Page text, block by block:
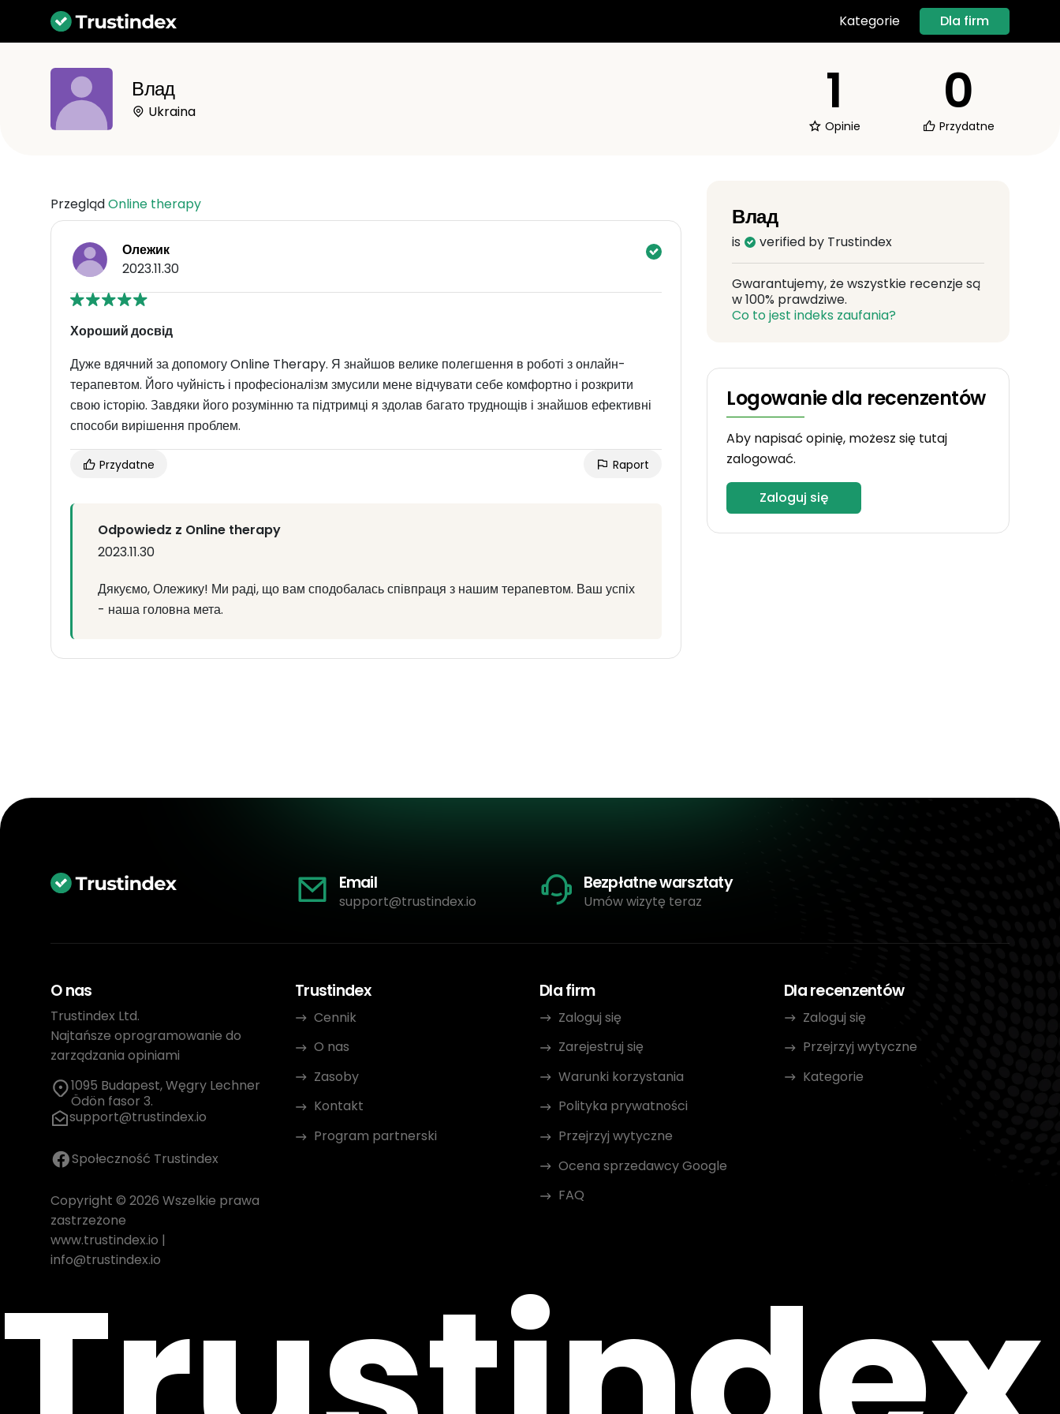
Kategorie Dla firm
Влад
Ukraina 1
Opinie
0
Przydatne
PrzeglądOnline therapy
Олежик
2023.11.30
Хороший досвід
Дуже вдячний за допомогу Online Therapy. Я знайшов велике полегшення в роботі з онлайн-
терапевтом. Його чуйність і професіоналізм змусили мене відчувати себе комфортно і розкрити
свою історію. Завдяки його розумінню та підтримці я здолав багато труднощів і знайшов ефективні
способи вирішення проблем.
Przydatne Raport
Odpowiedz z Online therapy
2023.11.30
Дякуємо, Олежику! Ми раді, що вам сподобалась співпраця з нашим терапевтом. Ваш успіх
- наша головна мета.
Влад
is verified by Trustindex
Gwarantujemy, że wszystkie recenzje są
w 100% prawdziwe.
Co to jest indeks zaufania?
Logowanie dla recenzentów
Aby napisać opinię, możesz się tutaj
zalogować.
Zaloguj się
Email
support@trustindex.io
Bezpłatne warsztaty
Umów wizytę teraz
O nas
Trustindex Ltd.
Najtańsze oprogramowanie do
zarządzania opiniami
1095 Budapest, Węgry Lechner
Ödön fasor 3.
support@trustindex.io
Społeczność Trustindex
Copyright © 2026 Wszelkie prawa
zastrzeżone
www.trustindex.io |
info@trustindex.io
Trustindex
Cennik
O nas
Zasoby
Kontakt
Program partnerski
Dla firm
Zaloguj się
Zarejestruj się
Warunki korzystania
Polityka prywatności
Przejrzyj wytyczne
Ocena sprzedawcy Google
FAQ
Dla recenzentów
Zaloguj się
Przejrzyj wytyczne
Kategorie